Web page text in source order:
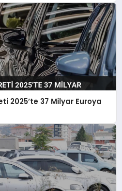
2025’te 37 Milyar Euroya